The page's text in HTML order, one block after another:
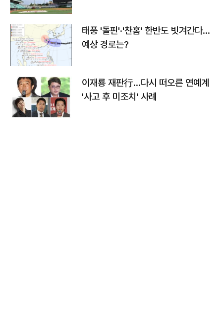
태풍 '돌핀'·'찬홈' 한반도 빗겨간다…
예상 경로는?
이재룡 재판行…다시 떠오른 연예계
'사고 후 미조치' 사례